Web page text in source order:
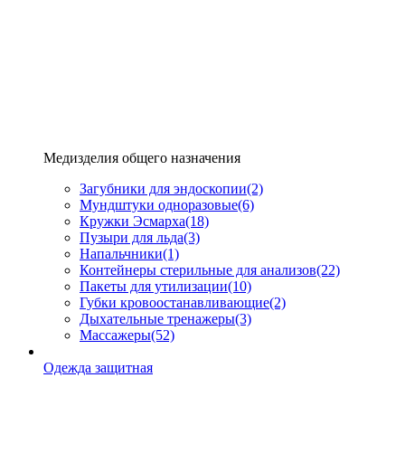
Медизделия общего назначения
Загубники для эндоскопии(2)
Мундштуки одноразовые(6)
Кружки Эсмарха(18)
Пузыри для льда(3)
Напальчники(1)
Контейнеры стерильные для анализов(22)
Пакеты для утилизации(10)
Губки кровоостанавливающие(2)
Дыхательные тренажеры(3)
Массажеры(52)
Одежда защитная